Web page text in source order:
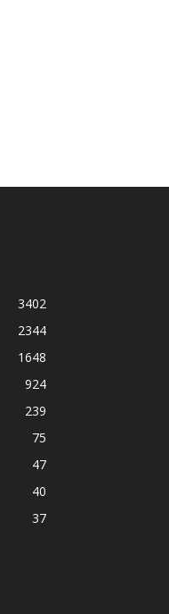
3402
2344
1648
924
239
75
47
40
37